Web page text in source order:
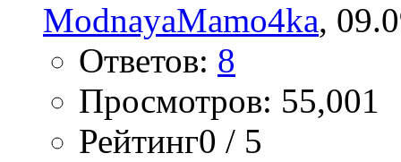
ModnayaMamo4ka,
Ответов: 8
Просмотров: 55,001
Рейтинг0 / 5